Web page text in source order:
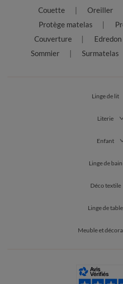
Couette Oreiller
Protège matelas
Couverture
Edredon
Sommier
Surmatelas
Linge de lit
Literie
Enfant
Linge de bain
Déco textile
Linge de table
Meuble et